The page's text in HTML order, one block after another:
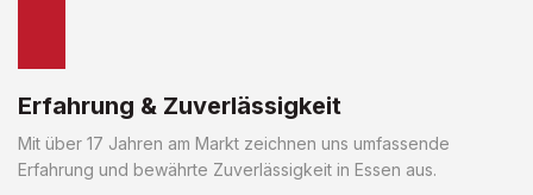
Erfahrung & Zuverlässigkeit
Mit über 17 Jahren am Markt zeichnen uns umfassende
Erfahrung und bewährte Zuverlässigkeit in Essen aus.